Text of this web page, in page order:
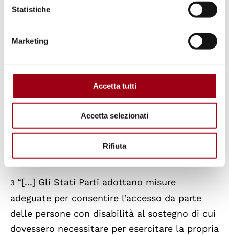
Statistiche
Marketing
Accetta tutti
Accetta selezionati
Rifiuta
Superando.it
2“[...] Gli Stati Parti riaffermano che le
riconoscimento in ogni luogo della loro
personalità giuridica.” La convenzione Onu sui
diritti delle persone con disabilità, p.16
https://pninclusione21-
27.lavoro.gov.it/sites/default/files/2023-
10/Convenzione%20ONU.pdf
3 “[...] Gli Stati Parti adottano misure
adeguate per consentire l’accesso da parte
delle persone con disabilità al sostegno di cui
dovessero necessitare per esercitare la propria